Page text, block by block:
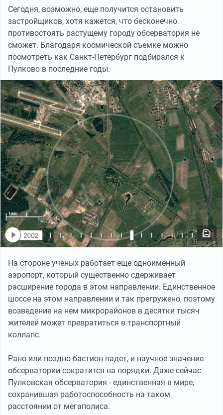
Сегодня, возможно, еще получится остановить
застройщиков, хотя кажется, что бесконечно
противостоять растущему городу обсерватория не
сможет. Благодаря космической съемке можно
посмотреть как Санкт-Петербург подбирался к
Пулково в последние годы.
На стороне ученых работает еще одноименный
аэропорт, который существенно сдерживает
расширение города в этом направлении. Единственное
шоссе на этом направлении и так прегружено, поэтому
возведение на нем микрорайонов в десятки тысяч
жителей может превратиться в транспортный
коллапс.
Рано или поздно бастион падет, и научное значение
обсерватории сократится на порядки. Даже сейчас
Пулковская обсерватория - единственная в мире,
сохранившая работоспособность на таком
расстоянии от мегаполиса.